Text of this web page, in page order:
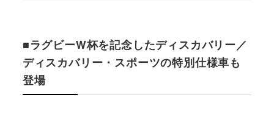
■ラグビーW杯を記念したディスカバリー／
ディスカバリー・スポーツの特別仕様車も
登場